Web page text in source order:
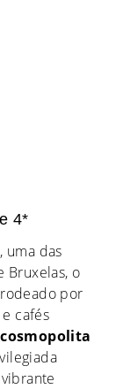
4*
uma das
Bruxelas, o
por
cafés